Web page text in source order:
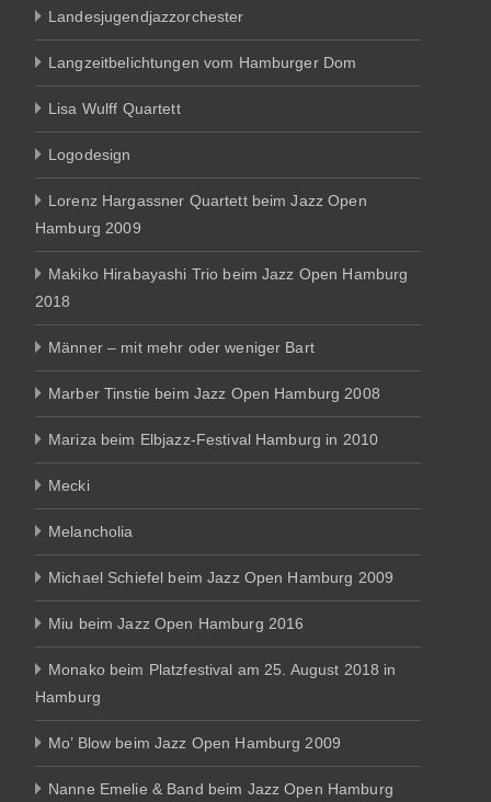
Landesjugendjazzorchester
Langzeitbelichtungen vom Hamburger Dom
Lisa Wulff Quartett
Logodesign
Lorenz Hargassner Quartett beim Jazz Open
Hamburg 2009
Makiko Hirabayashi Trio beim Jazz Open Hamburg
2018
Männer – mit mehr oder weniger Bart
Marber Tinstie beim Jazz Open Hamburg 2008
Mariza beim Elbjazz-Festival Hamburg in 2010
Mecki
Melancholia
Michael Schiefel beim Jazz Open Hamburg 2009
Miu beim Jazz Open Hamburg 2016
Monako beim Platzfestival am 25. August 2018 in
Hamburg
Mo’ Blow beim Jazz Open Hamburg 2009
Nanne Emelie & Band beim Jazz Open Hamburg